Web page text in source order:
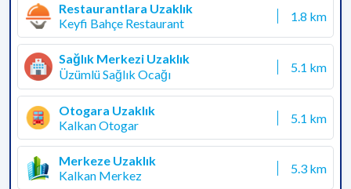
Restaurantlara Uzaklık
Keyfi Bahçe Restaurant
1.8 km
Sağlık Merkezi Uzaklık
Üzümlü Sağlık Ocağı
5.1 km
Otogara Uzaklık
Kalkan Otogar
5.1 km
Merkeze Uzaklık
Kalkan Merkez
5.3 km